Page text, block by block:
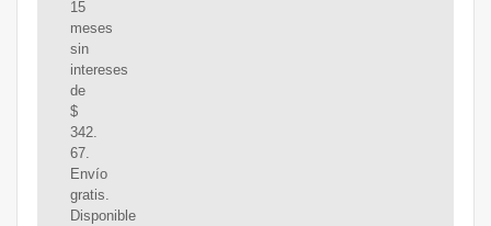
15
meses
sin
intereses
de
$
342.
67.
Envío
gratis.
Disponible